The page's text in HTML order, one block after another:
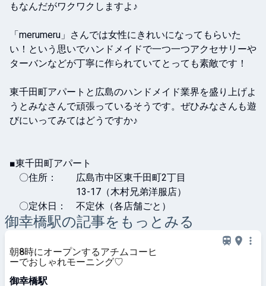
もなんだがワクワクしますよ♪
「merumeru」さんでは女性にきれいになってもらいた
い！という思いでハンドメイドで一つ一つアクセサリーや
ターバンなどが丁寧に作られていてとっても素敵です！
東千田町アパートと広島のハンドメイド業界を盛り上げよ
うとみなさんで頑張っているそうです。ぜひみなさんも遊
びにいってみてはどうですか♪
■東千田町アパート
〇住所：　　広島市中区東千田町2丁目
13-17（木村兄弟洋服店）
〇定休日：　不定休（各店舗ごと）
御幸橋駅の記事をもっとみる
朝8時にオープンするアチムコーヒ
ーでおしゃれモーニング♡
御幸橋駅